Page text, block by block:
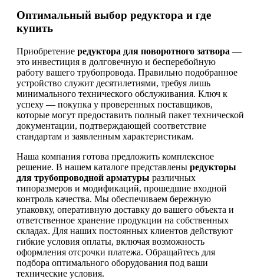
Оптимальный выбор редуктора и где
купить
Приобретение редуктора для поворотного затвора —
это инвестиция в долговечную и бесперебойную
работу вашего трубопровода. Правильно подобранное
устройство служит десятилетиями, требуя лишь
минимального технического обслуживания. Ключ к
успеху — покупка у проверенных поставщиков,
которые могут предоставить полный пакет технической
документации, подтверждающей соответствие
стандартам и заявленным характеристикам.
Наша компания готова предложить комплексное
решение. В нашем каталоге представлены редукторы
для трубопроводной арматуры различных
типоразмеров и модификаций, прошедшие входной
контроль качества. Мы обеспечиваем бережную
упаковку, оперативную доставку до вашего объекта и
ответственное хранение продукции на собственных
складах. Для наших постоянных клиентов действуют
гибкие условия оплаты, включая возможность
оформления отсрочки платежа. Обращайтесь для
подбора оптимального оборудования под ваши
технические условия.